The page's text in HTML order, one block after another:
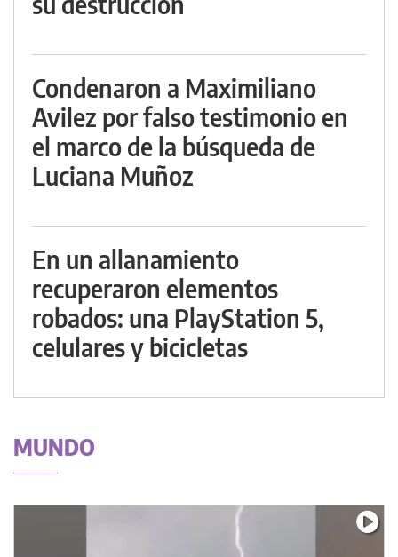
Condenaron a Maximiliano
Avilez por falso testimonio en
el marco de la búsqueda de
Luciana Muñoz
En un allanamiento
recuperaron elementos
robados: una PlayStation 5,
celulares y bicicletas
MUNDO